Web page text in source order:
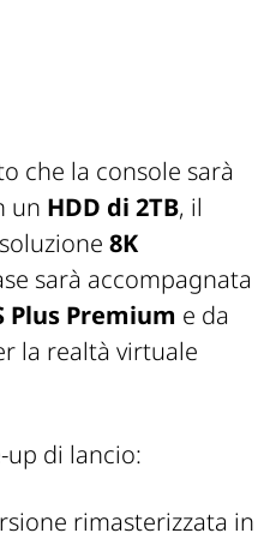
che la console sarà
un HDD di 2TB, il
8K
sarà accompagnata
Plus Premium e da
la realtà virtuale
up di lancio:
rimasterizzata in